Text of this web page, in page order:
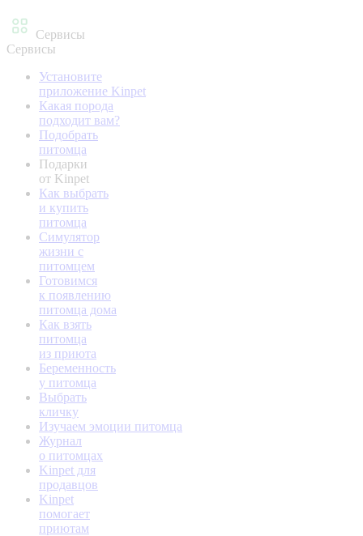
Сервисы
Сервисы
Установите
приложение Kinpet
Какая порода
подходит вам?
Подобрать
питомца
Подарки
от Kinpet
Как выбрать
и купить
питомца
Симулятор
жизни с
питомцем
Готовимся
к появлению
питомца дома
Как взять
питомца
из приюта
Беременность
у питомца
Выбрать
кличку
Изучаем эмоции питомца
Журнал
о питомцах
Kinpet для
продавцов
Kinpet
помогает
приютам